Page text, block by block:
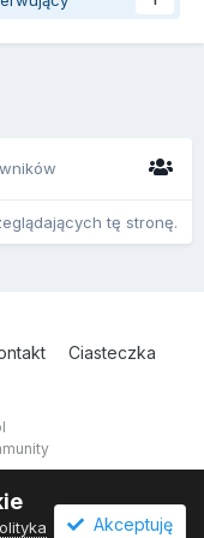
tę stronę.
Ciasteczka
Akceptuję